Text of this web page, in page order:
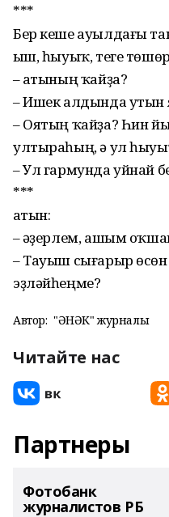
***
Бер кеше ауылдағы
Ҡыш, һы­у­ыҡ, теге
– Ҡатының ҡайҙа?
– Ишек алдында утын
– Оятың ҡайҙа? Һин
ултыра­һың, ә ул
– Ул гармунда уйнай
***
Ҡатын:
– Ҡәҙерлем, ашым
– Тауыш сығарыр өсөн
эҙләйһеңме?
Автор: "ҺӘНӘК" журналы
Читайте нас
Партнеры
Фотобанк
журналистов РБ